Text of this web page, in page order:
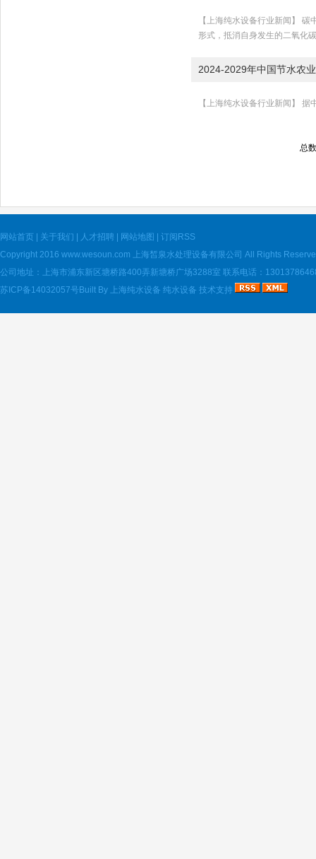
【上海纯水设备行业新闻】
形式，抵消自身发生的二氧化
2024-2029年中国节水农
【上海纯水设备行业新闻】
总
网站首页 关于我们 人才招聘 网站地图
订阅RSS
Copyright 2016 www.wesoun.com 上海皙泉水处理设备有限公司 All Rights
公司地址：上海市浦东新区塘桥路400弄新塘桥广场3288室 联系电话：
苏ICP备14032057号 Built By 上海纯水设备 纯水设备 技术支持